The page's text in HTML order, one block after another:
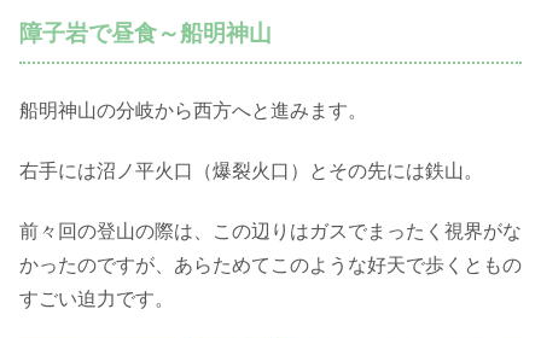
障子岩で昼食～船明神山
船明神山の分岐から西方へと進みます。
右手には沼ノ平火口（爆裂火口）とその先には鉄山。
前々回の登山の際は、この辺りはガスでまったく視界がな
かったのですが、あらためてこのような好天で歩くともの
すごい迫力です。